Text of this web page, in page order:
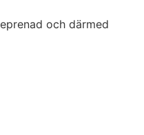
och därmed